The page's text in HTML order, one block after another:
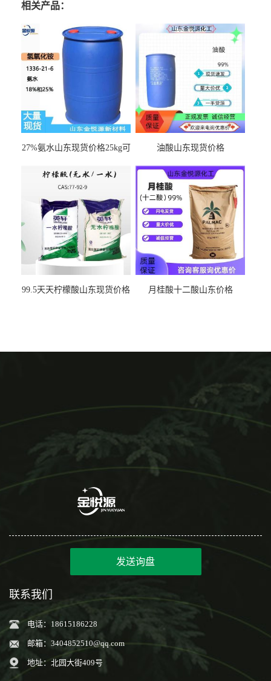
相关产品：
27%氨水山东现货价格25kg可
油酸山东现货价格
99.5天天柠檬酸山东现货价格 月桂酸十二酸山东价格
发送询盘
联系我们
电话：18615186228
邮箱： 3404852510@qq.com
地址：北园大街409号